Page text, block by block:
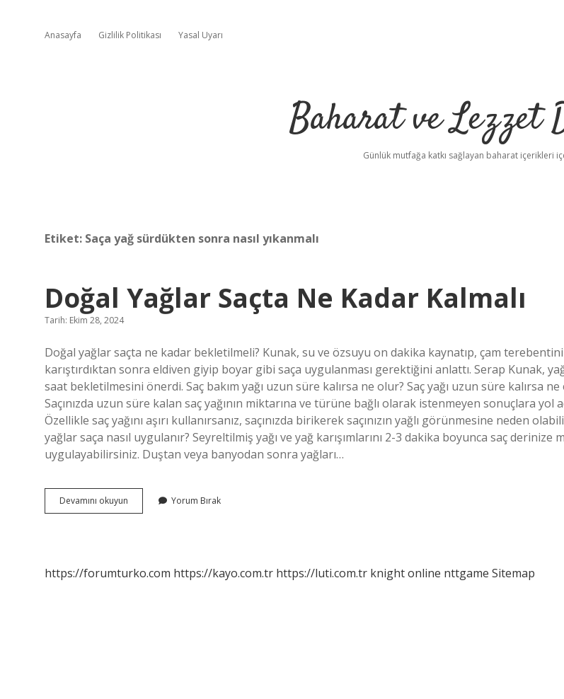
Anasayfa Gizlilik Politikası Yasal Uyarı
Baharat ve Lezzet
Günlük mutfağa katkı sağlayan baharat içerikleri
Etiket: Saça yağ sürdükten sonra nasıl yıkanmalı
Doğal Yağlar Saçta Ne Kadar Kalmalı
Tarih: Ekim 28, 2024
Doğal yağlar saçta ne kadar bekletilmeli? Kunak, su ve özsuyu on dakika kaynatıp, çam
karıştırdıktan sonra eldiven giyip boyar gibi saça uygulanması gerektiğini anlattı. Serap Kunak,
saat bekletilmesini önerdi. Saç bakım yağı uzun süre kalırsa ne olur? Saç yağı uzun süre kalırsa ne
Saçınızda uzun süre kalan saç yağının miktarına ve türüne bağlı olarak istenmeyen sonuçlara yol
Özellikle saç yağını aşırı kullanırsanız, saçınızda birikerek saçınızın yağlı görünmesine neden
yağlar saça nasıl uygulanır? Seyreltilmiş yağı ve yağ karışımlarını 2-3 dakika boyunca saç derinize
uygulayabilirsiniz. Duştan veya banyodan sonra yağları…
Devamını okuyun
Yağlar
Yorum Bırak
https://forumturko.com https://kayo.com.tr https://luti.com.tr knight online nttgame Sitemap